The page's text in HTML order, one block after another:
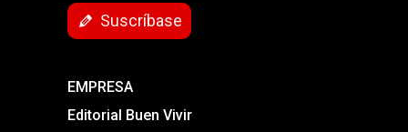
Suscríbase
EMPRESA
Editorial Buen Vivir